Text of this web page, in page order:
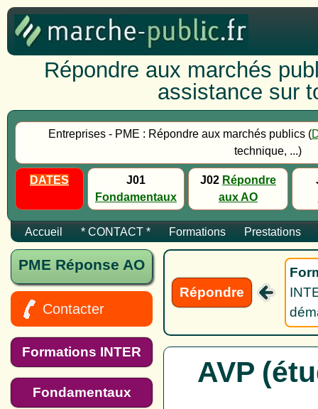
Répondre aux marchés
assistance sur
Entreprises - PME : Répondre aux marchés publics (
technique, ...)
DATES
J01
Fondamentaux
J02 Répondre
aux AO
Accueil * CONTACT * Formations Prestations
PME Réponse AO
Contacter
Formations INTER
Fondamentaux
Répondre
AVP